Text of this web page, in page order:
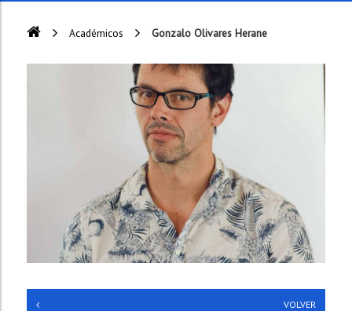
Académicos Gonzalo Olivares Herane
VOLVER